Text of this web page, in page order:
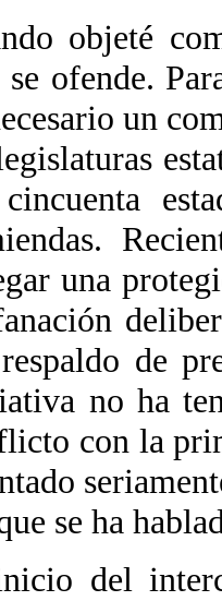
objeté
se ofende.
un
una
de
no ha
con la
se ha
del